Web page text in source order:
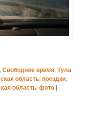
,Свободное время,Тула
область,поездки,
область,фото |